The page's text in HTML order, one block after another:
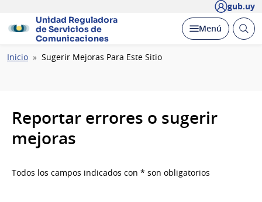
gub.uy
Unidad Reguladora
de Servicios de
Comunicaciones
Desplegar
Menú Abrir
Ruta
Inicio Sugerir Mejoras Para Este Sitio
Reportar errores o sugerir
mejoras
Todos los campos indicados con * son obligatorios